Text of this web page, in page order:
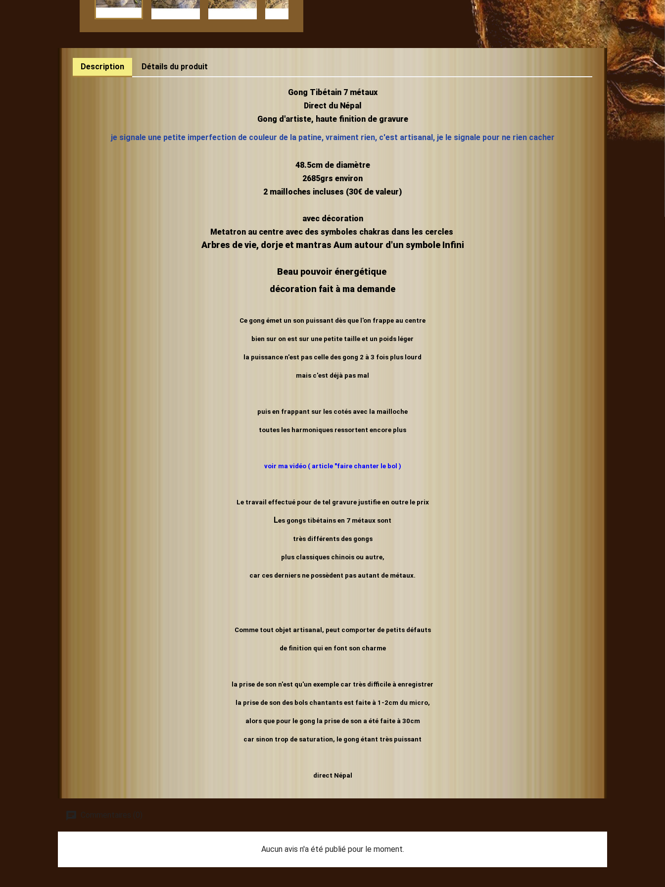
Description Détails du produit
Gong Tibétain 7 métaux
Direct du Népal
Gong d'artiste, haute finition de gravure
je signale une petite imperfection de couleur de la patine, vraiment rien, c'est artisanal, je le signale pour ne rien cacher
48.5cm de diamètre
2685grs environ
2 mailloches incluses (30€ de valeur)
avec décoration
Metatron au centre avec des symboles chakras dans les cercles
Arbres de vie, dorje et mantras Aum autour d'un symbole Infini
Beau pouvoir énergétique
décoration fait à ma demande
Ce gong émet un son puissant dès que l'on frappe au centre
bien sur on est sur une petite taille et un poids léger
la puissance n'est pas celle des gong 2 à 3 fois plus lourd
mais c'est déjà pas mal
puis en frappant sur les cotés avec la mailloche
toutes les harmoniques ressortent encore plus
voir ma vidéo ( article "faire chanter le bol )
Le travail effectué pour de tel gravure justifie en outre le prix
Les gongs tibétains en 7 métaux sont
très différents des gongs
plus classiques chinois ou autre,
car ces derniers ne possèdent pas autant de métaux.
Comme tout objet artisanal, peut comporter de petits défauts
de finition qui en font son charme
la prise de son n'est qu'un exemple car très difficile à enregistrer
la prise de son des bols chantants est faite à 1-2cm du micro,
alors que pour le gong la prise de son a été faite à 30cm
car sinon trop de saturation, le gong étant très puissant
direct Népal
Commentaires (0)
Aucun avis n'a été publié pour le moment.